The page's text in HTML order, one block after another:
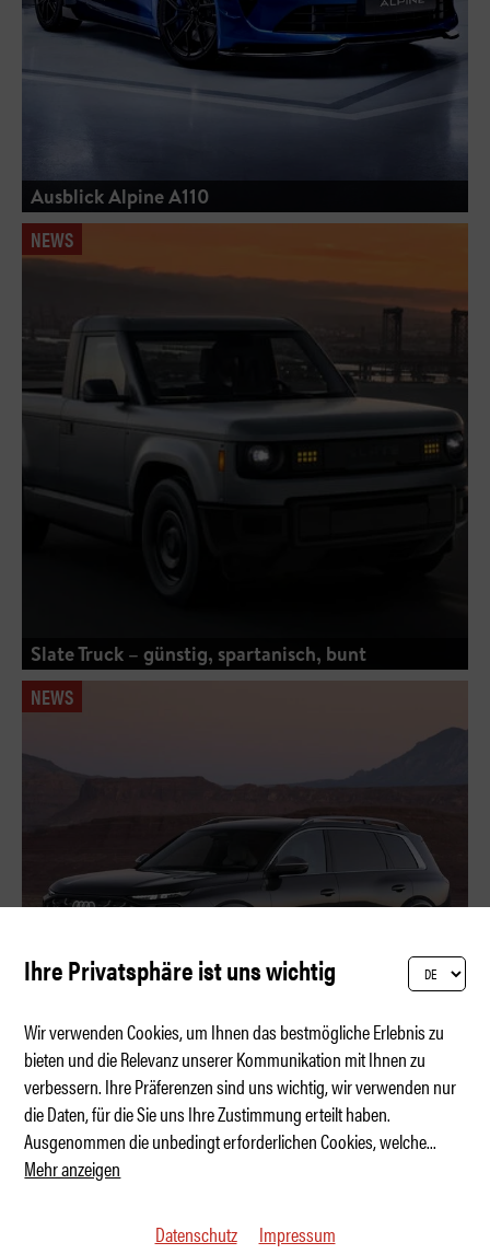
Ausblick Alpine A110
NEWS
Slate Truck – günstig, spartanisch, bunt
NEWS
Vier Ringe. Fünf Sterne. Sieben Sitze.
Ihre Privatsphäre ist uns wichtig
Wir verwenden Cookies, um Ihnen das bestmögliche Erlebnis zu
bieten und die Relevanz unserer Kommunikation mit Ihnen zu
verbessern. Ihre Präferenzen sind uns wichtig, wir verwenden nur
die Daten, für die Sie uns Ihre Zustimmung erteilt haben.
Ausgenommen die unbedingt erforderlichen Cookies, welche...
Mehr anzeigen
Datenschutz Impressum